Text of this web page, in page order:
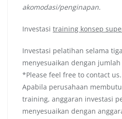
akomodasi/penginapan.
Investasi training konsep
Investasi pelatihan selama
menyesuaikan dengan
*Please feel free to contact us.
Apabila perusahaan
training, anggaran investasi
menyesuaikan dengan